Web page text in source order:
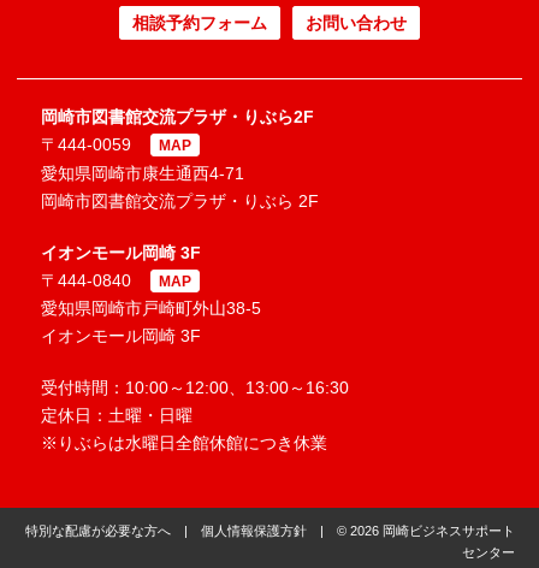
相談予約フォーム お問い合わせ
岡崎市図書館交流プラザ・りぶら2F
〒444-0059
MAP
愛知県岡崎市康生通西4-71
岡崎市図書館交流プラザ・りぶら 2F
イオンモール岡崎 3F
〒444-0840
MAP
愛知県岡崎市戸崎町外山38-5
イオンモール岡崎 3F
受付時間：10:00～12:00、13:00～16:30
定休日：土曜・日曜
※りぶらは水曜日全館休館につき休業
特別な配慮が必要な方へ 個人情報保護方針 | © 2026 岡崎ビジネスサポート
センター